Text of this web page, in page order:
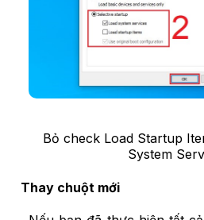
Bỏ check Load Startup
System
Thay chuột mới